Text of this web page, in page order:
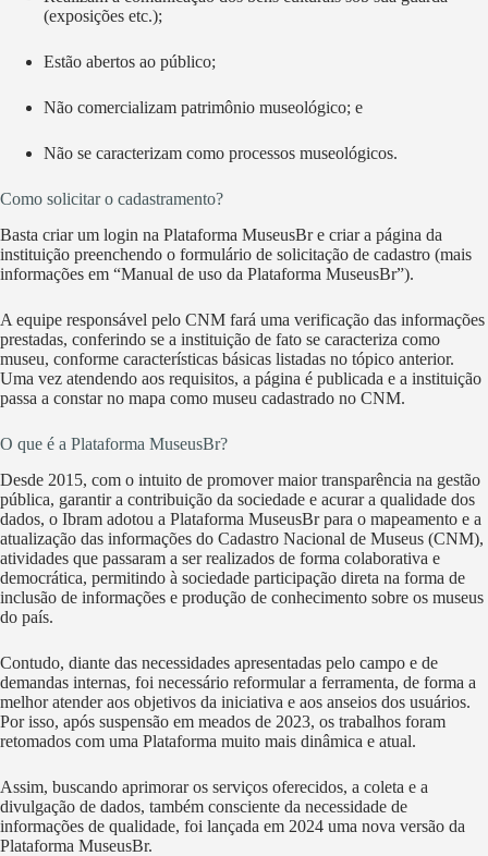
(exposições etc.);
Estão abertos ao público;
Não comercializam patrimônio museológico; e
Não se caracterizam como processos museológicos.
Como solicitar o cadastramento?
Basta criar um login na Plataforma MuseusBr e criar a página da
instituição preenchendo o formulário de solicitação de cadastro (mais
informações em “Manual de uso da Plataforma MuseusBr”).
A equipe responsável pelo CNM fará uma verificação das informações
prestadas, conferindo se a instituição de fato se caracteriza como
museu, conforme características básicas listadas no tópico anterior.
Uma vez atendendo aos requisitos, a página é publicada e a instituição
passa a constar no mapa como museu cadastrado no CNM.
O que é a Plataforma MuseusBr?
Desde 2015, com o intuito de promover maior transparência na gestão
pública, garantir a contribuição da sociedade e acurar a qualidade dos
dados, o Ibram adotou a Plataforma MuseusBr para o mapeamento e a
atualização das informações do Cadastro Nacional de Museus (CNM),
atividades que passaram a ser realizados de forma colaborativa e
democrática, permitindo à sociedade participação direta na forma de
inclusão de informações e produção de conhecimento sobre os museus
do país.
Contudo, diante das necessidades apresentadas pelo campo e de
demandas internas, foi necessário reformular a ferramenta, de forma a
melhor atender aos objetivos da iniciativa e aos anseios dos usuários.
Por isso, após suspensão em meados de 2023, os trabalhos foram
retomados com uma Plataforma muito mais dinâmica e atual.
Assim, buscando aprimorar os serviços oferecidos, a coleta e a
divulgação de dados, também consciente da necessidade de
informações de qualidade, foi lançada em 2024 uma nova versão da
Plataforma MuseusBr.